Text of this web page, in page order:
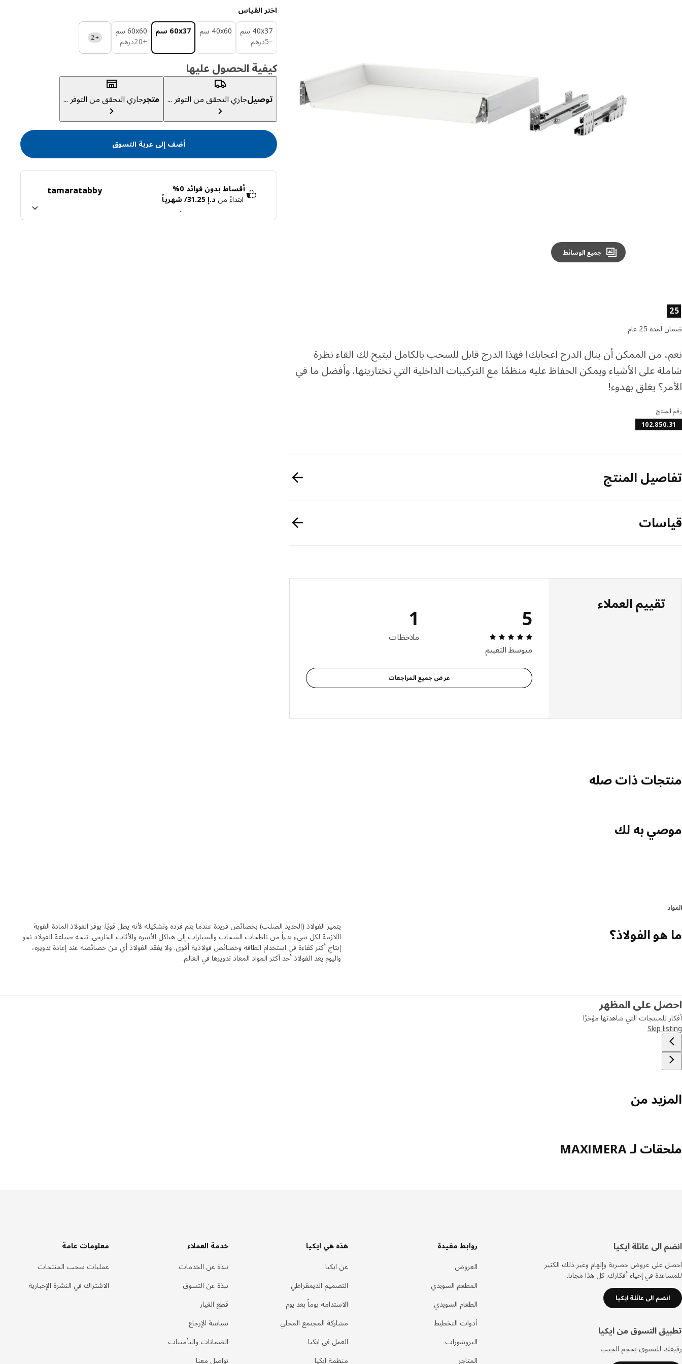
Image zoomed out, normal view
جميع الوسائط
اختر القياس
‎40x37 سم‏
− درهم5 درهم 5
‎40x60 سم‏ ‎60x37 سم‏
‎60x60 سم‏
+
درهم20 درهم 20 +2
كيفية الحصول عليها
توصيلجاري التحقق من التوفر ... متجرجاري التحقق من التوفر ...
أضف إلى عربة التسوق
أقساط بدون فوائد 0%
ابتداءً من د.إ 31.25/ شهرياً
tabby
tamara
خصائص المنتج
25
ضمان لمدة 25 عام
نعم، من الممكن أن ينال الدرج اعجابك! فهذا الدرج قابل للسحب بالكامل ليتيح لك القاء نظرة
شاملة على الأشياء ويمكن الحفاظ عليه منظمًا مع التركيبات الداخلية التي تختارينها. وأفضل ما في
الأمر؟ يغلق بهدوء!
رقم المنتج
102.850.31
تفاصيل المنتج
قياسات
تقييم العملاء
5
متوسط التقييم
1
ملاحظات
عرض جميع المراجعات
منتجات ذات صله
موصي به لك
المواد
ما هو الفولاذ؟
يتميز الفولاذ (الحديد الصلب) بخصائص فريدة عندما يتم فرده وتشكيله لأنه يظل قويًا. يوفر الفولاذ المادة القوية
اللازمة لكل شيء بدءاً من ناطحات السحاب والسيارات إلى هياكل الأسرة والأثاث الخارجي. تتجه صناعة الفولاذ نحو
إنتاج أكثر كفاءة في استخدام الطاقة وخصائص فولاذية أقوى. ولا يفقد الفولاذ أي من خصائصه عند إعادة تدويره،
واليوم يعد الفولاذ أحد أكثر المواد المعاد تدويرها في العالم.
احصل على المظهر
أفكار للمنتجات التي شاهدتها مؤخرًا
Skip listing
المزيد من
ملحقات لـ MAXIMERA
أسفل
الصفحة
انضم الى عائلة ايكيا
احصل على عروض حصرية وإلهام وغير ذلك الكثير
للمساعدة في إحياء أفكارك. كل هذا مجانا.
انضم الى عائلة ايكيا
تطبيق التسوق من ايكيا
رفيقك للتسوق بحجم الجيب
روابط مفيدة
العروض
المطعم السويدي
الطعام السويدي
أدوات التخطيط
البروشورات
المتاجر
هذه هي ايكيا
عن ايكيا
التصميم الديمقراطي
الاستدامة يوماً بعد يوم
مشاركة المجتمع المحلي
العمل في ايكيا
منظمة ايكيا
خدمة العملاء
نبذة عن الخدمات
نبذة عن التسوق
قطع الغيار
سياسة الإرجاع
الضمانات والتأمينات
تواصل معنا
معلومات عامة
عمليات سحب المنتجات
الاشتراك في النشرة الإخبارية